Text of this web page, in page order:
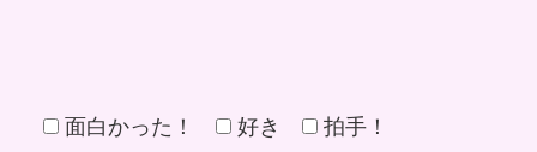
面白かった！ 好き
拍手！